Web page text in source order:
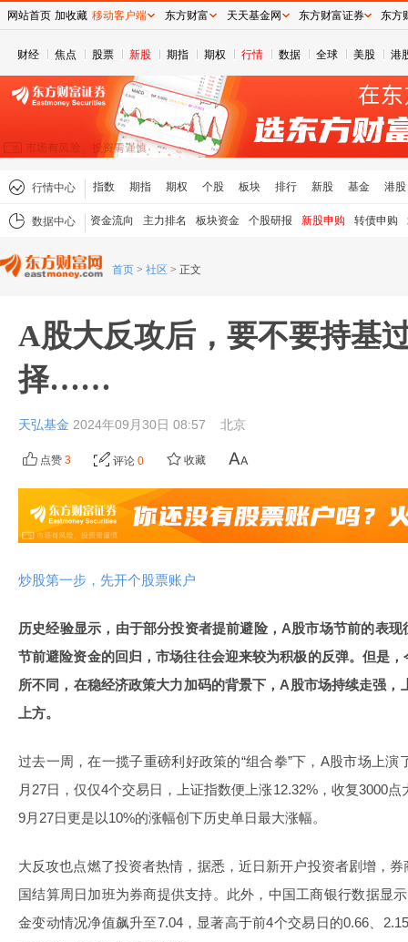
财经 焦点 股票 新股 期指 期权 行情 数据 全球 美股 港
行情中心 指数 期指 期权 个股 板块 排行 新股 基金 港股
数据中心 资金流向 主力排名 板块资金 个股研报 新股申购 转债申购
首页 > 社区 > 正文
A股大反攻后，要不要持基
择……
天弘基金 2024年09月30日 08:57 北京
点赞 3 评论 0 收藏
炒股第一步，先开个股票账户
历史经验显示，由于部分投资者提前避险，A股市场节前的表
节前避险资金的回归，市场往往会迎来较为积极的反弹。但是
所不同，在稳经济政策大力加码的背景下，A股市场持续走强，
上方。
过去一周，在一揽子重磅利好政策的“组合拳”下，A股市场上
月27日，仅仅4个交易日，上证指数便上涨12.32%，收复3000
9月27日更是以10%的涨幅创下历史单日最大涨幅。
大反攻也点燃了投资者热情，据悉，近日新开户投资者剧增，
国结算周日加班为券商提供支持。此外，中国工商银行数据显
金变动情况净值飙升至7.04，显著高于前4个交易日的0.66、
网站首页 加收藏 移动客户端 东方财富 天天基金网 东方财富证券 东方